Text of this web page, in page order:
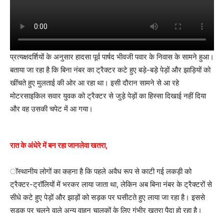
प्रत्यक्षदर्शियों के अनुसार हादसा पूर्व पार्षद भीवजी पवार के निवास के सामने हुआ।
बताया जा रहा है कि बिना नंबर का ट्रैक्टर कटे हुए बड़े-बड़े पेड़ों और झाड़ियों को
खींचते हुए मुलताई की ओर आ रहा था। इसी दौरान सामने से आ रहे
मोटरसाइकिल सवार युवक को ट्रैक्टर से जुड़े पेड़ों का हिस्सा दिखाई नहीं दिया
और वह उसकी चपेट में आ गया।
रात के अंधेरे में बन रहा जानलेवा खतरा,
ॉस्थानीय लोगों का कहना है कि पहले अवैध रूप से काटी गई लकड़ी को
ट्रैक्टर-ट्रॉलियों में भरकर लाया जाता था, लेकिन अब बिना नंबर के ट्रैक्टरों से
सीधे कटे हुए पेड़ों और झाड़ों को सड़क पर घसीटते हुए लाया जा रहा है। इससे
सड़क पर चलने वाले अन्य वाहन चालकों के लिए गंभीर खतरा पैदा हो रहा है।